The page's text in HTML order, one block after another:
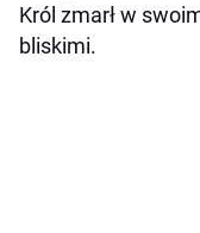
Król zmarł w
bliskimi.